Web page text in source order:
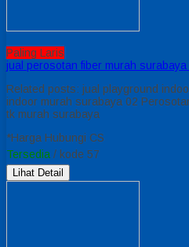
Paling Laris
jual perosotan fiber murah surabaya
Related posts: jual playground
indoor murah surabaya 02
tk murah surabaya
*Harga Hubungi CS
Tersedia / kode 57
Lihat Detail